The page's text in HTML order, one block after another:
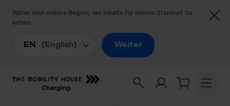
Ladestationen